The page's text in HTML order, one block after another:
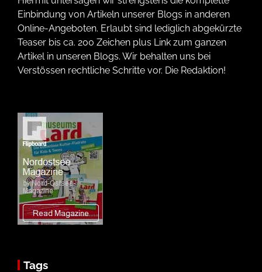
Einbindung von Artikeln unserer Blogs in anderen
Online-Angeboten. Erlaubt sind lediglich abgekürzte
Teaser bis ca. 200 Zeichen plus Link zum ganzen
Artikel in unseren Blogs. Wir behalten uns bei
Verstössen rechtliche Schritte vor. Die Redaktion!
Tags